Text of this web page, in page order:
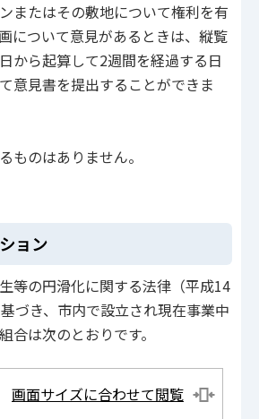
またはその敷地について権利を有
について意見があるときは、縦覧
から起算して2週間を経過する日
意見書を提出することができま
ものはありません。
ョン
等の円滑化に関する法律（平成14
づき、市内で設立され現在事業中
合は次のとおりです。
画面サイズに合わせて閲覧